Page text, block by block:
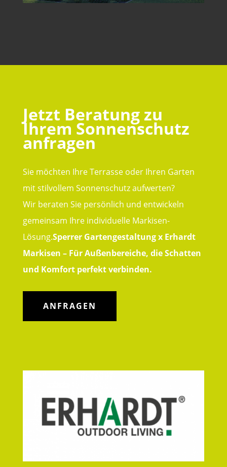
Jetzt Beratung zu
Ihrem Sonnenschutz
anfragen
Sie möchten Ihre Terrasse oder Ihren Garten
mit stilvollem Sonnenschutz aufwerten?
Wir beraten Sie persönlich und entwickeln
gemeinsam Ihre individuelle Markisen-
Lösung.Sperrer Gartengestaltung x Erhardt
Markisen – Für Außenbereiche, die Schatten
und Komfort perfekt verbinden.
ANFRAGEN